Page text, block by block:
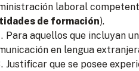
laboral
de formación).
Para aquellos que incluyan
en lengua
Justificar que se posee